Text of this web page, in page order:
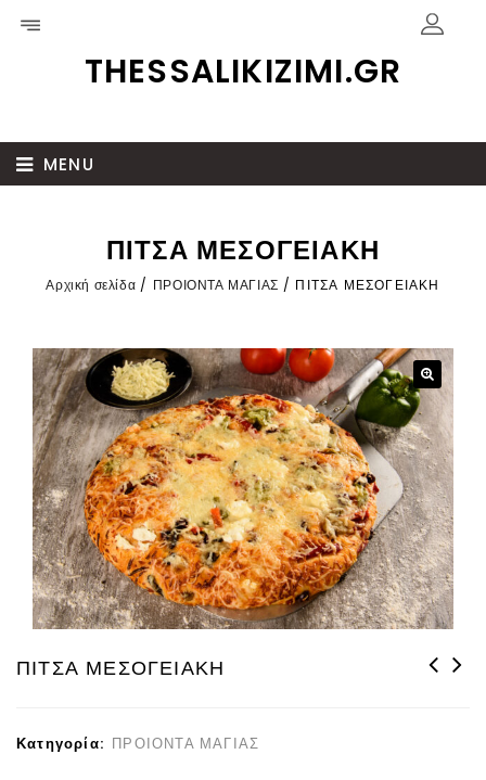
THESSALIKIZIMI.GR
MENU
ΠΙΤΣΑ ΜΕΣΟΓΕΙΑΚΗ
Αρχική σελίδα / ΠΡΟΙΟΝΤΑ ΜΑΓΙΑΣ / ΠΙΤΣΑ ΜΕΣΟΓΕΙΑΚΗ
🔍
ΠΙΤΣΑ ΜΕΣΟΓΕΙΑΚΗ
Κατηγορία: ΠΡΟΙΟΝΤΑ ΜΑΓΙΑΣ